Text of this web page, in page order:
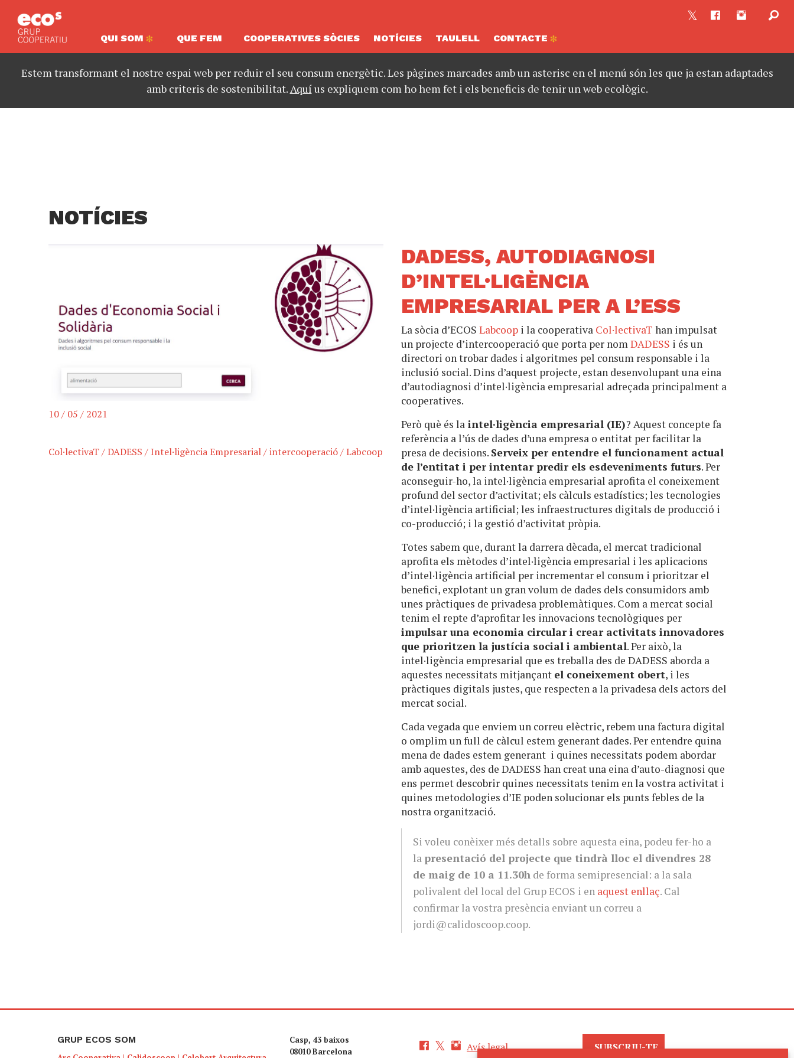
QUI SOM QUE FEM COOPERATIVES SÒCIES NOTÍCIES TAULELL CONTACTE
Estem transformant el nostre espai web per reduir el seu consum energètic. Les pàgines marcades amb un asterisc en el menú són les que ja estan adaptades
amb criteris de sostenibilitat.Aquíus expliquem com ho hem fet i els beneficis de tenir un web ecològic.
NOTÍCIES
10 / 05 / 2021
Col·lectivaT/DADESS /Intel·ligència Empresarial/intercooperació/Labcoop
DADESS, AUTODIAGNOSI
D’INTEL·LIGÈNCIA
EMPRESARIAL PER A L’ESS
La sòcia d’ECOSLabcoop i la cooperativa Col·lectivaT han impulsat
un projecte d’intercooperació que porta per nomDADESS i és un
directori on trobar dades i algoritmes pel consum responsable i la
inclusió social.Dins d’aquest projecte, estan desenvolupant una eina
d’autodiagnosi d’intel·ligència empresarial adreçada principalment a
cooperatives.
Però què és la intel·ligència empresarial (IE)? Aquest concepte fa
referència a l’ús de dades d’una empresa o entitat per facilitar la
presa de decisions. Serveix per entendre el funcionament actual
de l’entitat i per intentar predir els esdeveniments futurs. Per
aconseguir-ho, la intel·ligència empresarial aprofita el coneixement
profund del sector d’activitat; els càlculs estadístics; les tecnologies
d’intel·ligència artificial; les infraestructures digitals de producció i
co-producció; i la gestió d’activitat pròpia.
Totes sabem que, durant la darrera dècada, el mercat tradicional
aprofita els mètodes d’intel·ligència empresarial i les aplicacions
d’intel·ligència artificial per incrementar el consum i prioritzar el
benefici, explotant un gran volum de dades dels consumidors amb
unes pràctiques de privadesa problemàtiques. Com a mercat social
tenim el repte d’aprofitar les innovacions tecnològiques per
impulsar una economia circular i crear activitats innovadores
que prioritzen la justícia social i ambiental. Per això, la
intel·ligència empresarial que es treballa des de DADESS aborda a
aquestes necessitats mitjançant el coneixement obert, i les
pràctiques digitals justes, que respecten a la privadesa dels actors del
mercat social.
Cada vegada que enviem un correu elèctric, rebem una factura digital
o omplim un full de càlcul estem generant dades. Per entendre quina
mena de dades estem generant i quines necessitats podem abordar
amb aquestes, des de DADESS han creat una eina d’auto-diagnosi que
ens permet descobrir quines necessitats tenim en la vostra activitat i
quines metodologies d’IE poden solucionar els punts febles de la
nostra organització.
Si voleu conèixer més detalls sobre aquesta eina, podeu fer-ho a
la presentació del projecte que tindrà lloc el divendres 28
de maig de 10 a 11.30h de forma semipresencial: a la sala
polivalent del local del Grup ECOS i en aquest enllaç. Cal
confirmar la vostra presència enviant un correu a
jordi@calidoscoop.coop.
GRUP ECOS SOM
Casp, 43 baixos
08010 Barcelona
Avís legal
SUBSCRIU-TE